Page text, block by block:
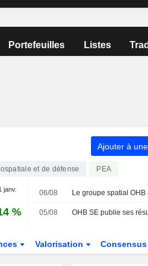
Portefeuilles Listes
Ajouter à
et de défense PEA
janv.
%
06/08
05/08
Valorisation Consensus